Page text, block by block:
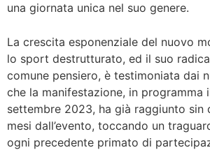
una giornata unica nel suo genere.
La crescita esponenziale del nuovo
lo sport destrutturato, ed il suo
comune pensiero, è testimoniata dai
che la manifestazione, in programma
settembre 2023, ha già raggiunto sin
mesi dall’evento, toccando un
ogni precedente primato di